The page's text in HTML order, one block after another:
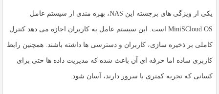
یکی از ویژگی های برجسته این NAS، بهره مندی از سیستم عامل
MiniSCloud OS است. این سیستم عامل به کاربران اجازه می دهد کنترل
کاملی بر ذخیره سازی، کاربران و دسترسی ها داشته باشند. همچنین رابط
کاربری ساده اما حرفه ای آن باعث شده که مدیریت داده ها حتی برای
کسانی که تجربه کمتری با سرور دارند، آسان شود.